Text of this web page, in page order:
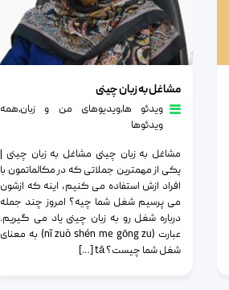
مشاغل به زبان چینی
ویدئو ها٫ویدیوهای من و زبان٫همه
ویدئوها
مشاغل به زبان چینی مشاغل به زبان چینی |
یکی از مهمترین جملاتی که در مکالماتمون با
افراد ازش استفاده می کنیم، اینه که ازشون
می پرسیم شغل شما چیه؟ امروز چند جمله
درباره شغل رو به زبان چینی یاد می گیریم.
عبارت (nǐ zuò shén me gōng zu) به معنای
شغل شما چیست؟ tā […]